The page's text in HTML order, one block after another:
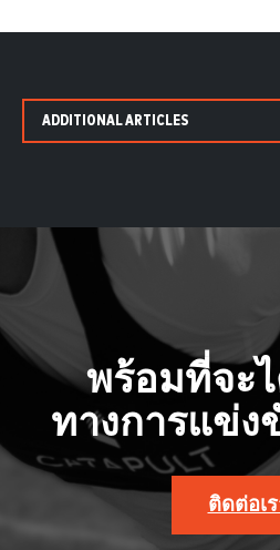
ADDITIONAL ARTICLES
พร้อมที่จะ
ทางการแข่ง
ติดต่อเ